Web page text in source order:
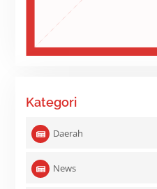
Kategori
Daerah
News